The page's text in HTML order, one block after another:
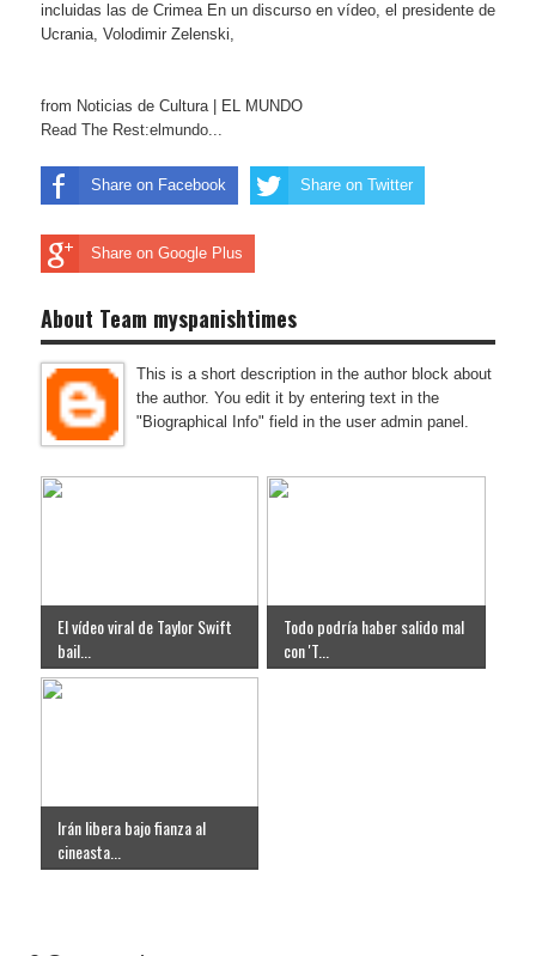
incluidas las de Crimea En un discurso en vídeo, el presidente de
Ucrania, Volodimir Zelenski,
from Noticias de Cultura | EL MUNDO
Read The Rest:elmundo...
Share on Facebook Share on Twitter
Share on Google Plus
About Team myspanishtimes
This is a short description in the author block about
the author. You edit it by entering text in the
"Biographical Info" field in the user admin panel.
El vídeo viral de Taylor Swift
bail...
Todo podría haber salido mal
con 'T...
Irán libera bajo fianza al
cineasta...